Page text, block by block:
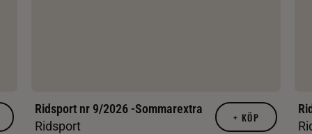
Ridsport nr 9/2026 -Sommarextra
Ridsport
+ KÖP